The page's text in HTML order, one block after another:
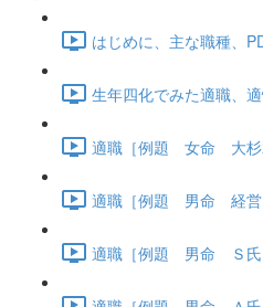
はじめに、主な職種、
生年四化でみた適職、
適職［例題 女命 大杉
適職［例題 男命 経営
適職［例題 男命 Ｓ氏